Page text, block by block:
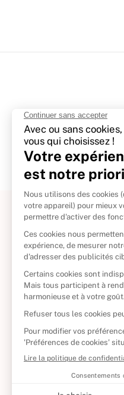
À propos
Politique de retour
Reprendre vos livres
Qui sommes-nous ?
CD d'occasion
DVD d'occasion
Livres d’occasion